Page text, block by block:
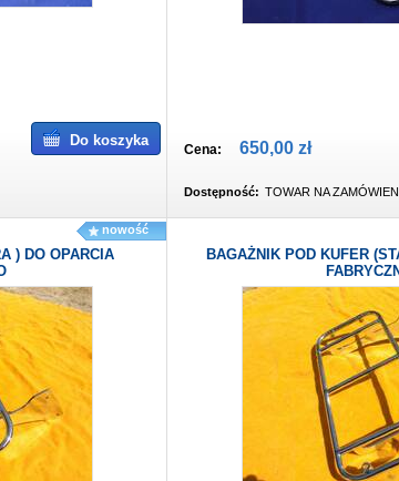
Do koszyka
Cena: 650,00 zł
Dostępność: TOWAR NA
) DO OPARCIA
nowość
BAGAŻNIK POD KUFER